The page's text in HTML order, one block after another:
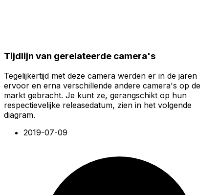
Tijdlijn van gerelateerde camera's
Tegelijkertijd met deze camera werden er in de jaren
ervoor en erna verschillende andere camera's op de
markt gebracht. Je kunt ze, gerangschikt op hun
respectievelijke releasedatum, zien in het volgende
diagram.
2019-07-09